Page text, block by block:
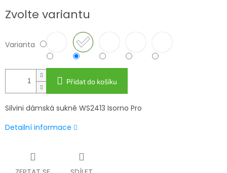
cena:
Zvolte variantu
Varianta
Přidat do košíku
Silvini dámská sukně WS2413 Isorno Pro
Detailní informace